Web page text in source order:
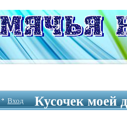
Вход Кусочек